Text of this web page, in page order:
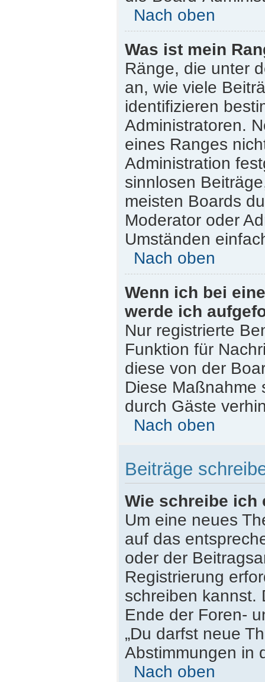
Nach oben
Was ist mein
Ränge, die unter
an, wie viele
identifizieren
Administratoren.
eines Ranges
Administration
sinnlosen
meisten Boards
Moderator oder
Umständen
Nach oben
Wenn ich bei
werde ich
Nur registrierte
Funktion für
diese von der
Diese Maßnahme
durch Gäste
Nach oben
Beiträge
Wie schreibe ich
Um eine neues
auf das
oder der
Registrierung
schreiben kannst.
Ende der Foren-
„Du darfst neue
Abstimmungen in
Nach oben